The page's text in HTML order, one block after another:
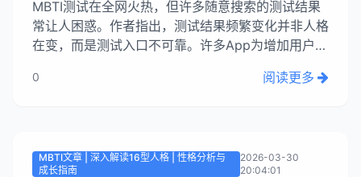
MBTI测试在全网火热，但许多随意搜索的测试结果
常让人困惑。作者指出，测试结果频繁变化并非人格
在变，而是测试入口不可靠。许多App为增加用户停
好。真正的MBTI测试基于荣格理论，衡量稳定的人
0 阅读更多
MBTI文章 | 深入解读16型人格 | 性格分析与
成长指南
2026-03-30
20:04:01